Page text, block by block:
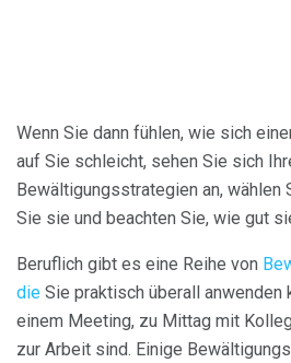
Wenn Sie dann fühlen, wie sich
auf Sie schleicht, sehen Sie sich
Bewältigungsstrategien an, wählen
Sie sie und beachten Sie, wie gut
Beruflich gibt es eine Reihe von
die Sie praktisch überall anwenden
einem Meeting, zu Mittag mit
zur Arbeit sind. Einige